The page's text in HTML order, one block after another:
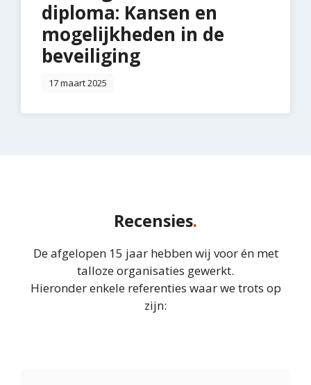
diploma: Kansen en
mogelijkheden in de
beveiliging
17 maart 2025
Recensies
De afgelopen 15 jaar hebben wij voor én met
talloze organisaties gewerkt.
Hieronder enkele referenties waar we trots op
zijn: